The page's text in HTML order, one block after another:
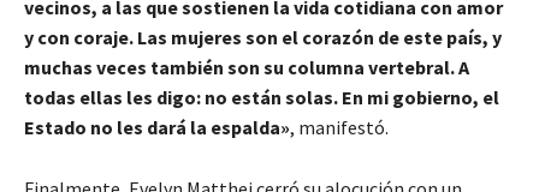
vecinos, a las que sostienen la vida cotidiana con amor
y con coraje. Las mujeres son el corazón de este país, y
muchas veces también son su columna vertebral. A
todas ellas les digo: no están solas. En mi gobierno, el
Estado no les dará la espalda», manifestó.